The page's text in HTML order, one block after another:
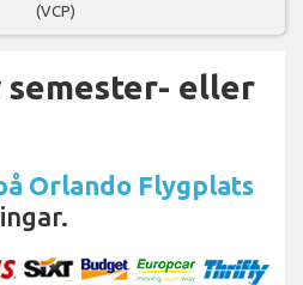
(VCP)
semester- eller
Orlando Flygplats